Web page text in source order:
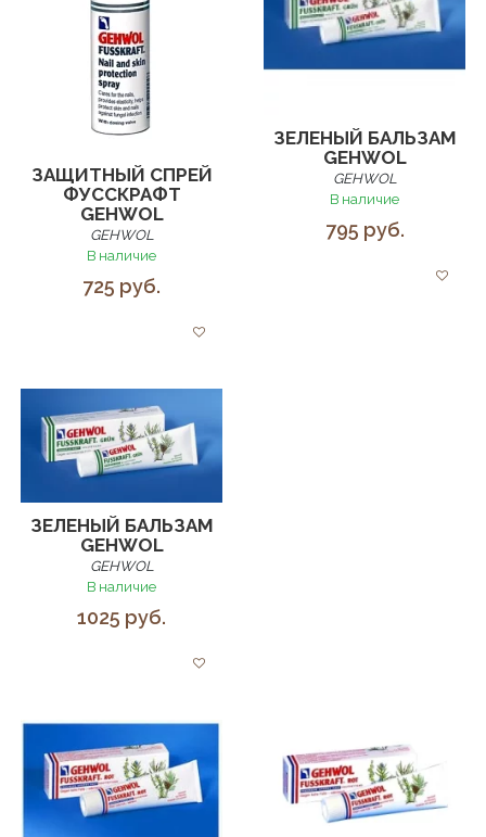
ЗАЩИТНЫЙ СПРЕЙ
ФУССКРАФТ
GEHWOL
GEHWOL
В наличие
725 руб.
ЗЕЛЕНЫЙ БАЛЬЗАМ
GEHWOL
GEHWOL
В наличие
795 руб.
ЗЕЛЕНЫЙ БАЛЬЗАМ
GEHWOL
GEHWOL
В наличие
1025 руб.